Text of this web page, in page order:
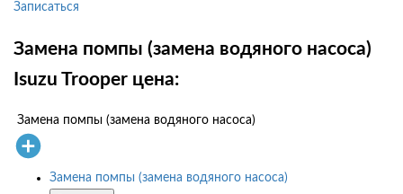
Записаться
Замена помпы (замена водяного насоса)
Isuzu Trooper цена:
Замена помпы (замена водяного насоса)
Замена помпы (замена водяного насоса)